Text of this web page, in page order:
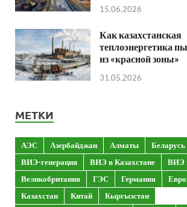
15.06.2026
Как казахстанская
теплоэнергетика
из «красной зоны»
31.05.2026
МЕТКИ
АЭС Азербайджан Алматы Беларусь
ВИЭ-генерация
ВИЭ в Казахстане
ВИЭ
Великобритания
ГЭС Германия
Казахстан
Китай
Кыргызстан